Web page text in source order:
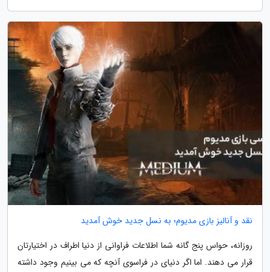
نقد و آنالیز بازی مدیوم؛ به نسل جدید خوش آمدید
روزانه، حواس پنج گانه شما اطلاعات فراوانی از دنیا اطراف در اختیارتان
قرار می دهند. اما اگر دنیای در فراسوی آنچه که می بینیم وجود داشته